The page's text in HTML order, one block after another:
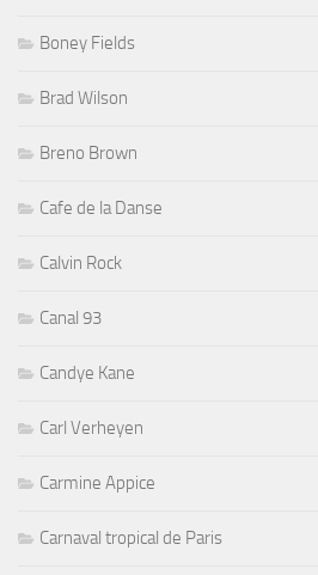
Boney Fields
Brad Wilson
Breno Brown
Cafe de la Danse
Calvin Rock
Canal 93
Candye Kane
Carl Verheyen
Carmine Appice
Carnaval tropical de Paris